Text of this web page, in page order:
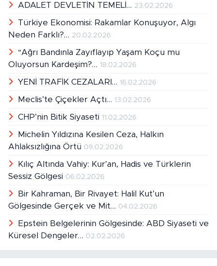
ADALET DEVLETİN TEMELİ… 23.02.2026
Türkiye Ekonomisi: Rakamlar Konuşuyor, Algı
Neden Farklı?… 20.02.2026
“Ağrı Bandınla Zayıflayıp Yaşam Koçu mu
Oluyorsun Kardeşim?… 18.02.2026
YENİ TRAFİK CEZALARI… 16.02.2026
Meclis’te Çiçekler Açtı… 13.02.2026
CHP’nin Bitik Siyaseti 11.02.2026
Michelin Yıldızına Kesilen Ceza, Halkın
Ahlaksızlığına Örtü 09.02.2026
Kılıç Altında Vahiy: Kur’an, Hadis ve Türklerin
Sessiz Gölgesi 06.02.2026
Bir Kahraman, Bir Rivayet: Halil Kut’un
Gölgesinde Gerçek ve Mit… 04.02.2026
Epstein Belgelerinin Gölgesinde: ABD Siyaseti ve
Küresel Dengeler… 02.02.2026